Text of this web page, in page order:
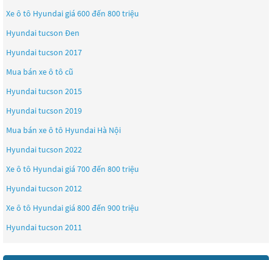
Xe ô tô Hyundai giá 600 đến 800 triệu
Hyundai tucson Đen
Hyundai tucson 2017
Mua bán xe ô tô cũ
Hyundai tucson 2015
Hyundai tucson 2019
Mua bán xe ô tô Hyundai Hà Nội
Hyundai tucson 2022
Xe ô tô Hyundai giá 700 đến 800 triệu
Hyundai tucson 2012
Xe ô tô Hyundai giá 800 đến 900 triệu
Hyundai tucson 2011